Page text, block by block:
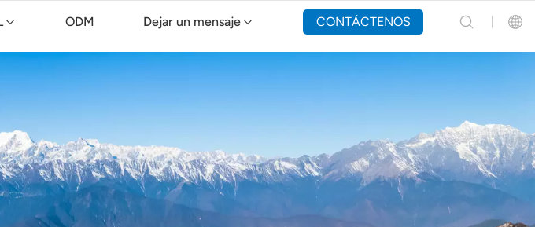
ODM Dejar un mensaje CONTÁCTENOS
Русский
Português(Portugal)